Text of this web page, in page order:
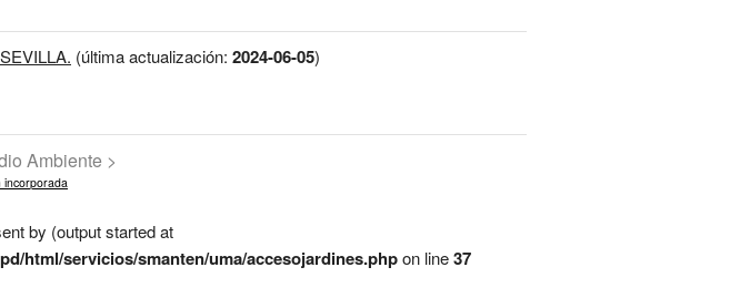
(última actualización: 2024-06-05)
Ambiente >
incorporada
by (output started at
html/servicios/smanten/uma/accesojardines.phpon line37